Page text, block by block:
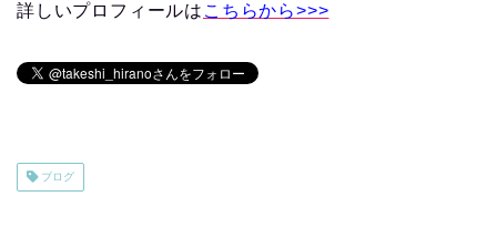
詳しいプロフィールは こちらから>>>
ブログ